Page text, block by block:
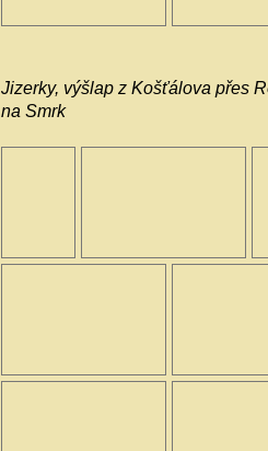
Jizerky, výšlap z Košťálova přes
na Smrk